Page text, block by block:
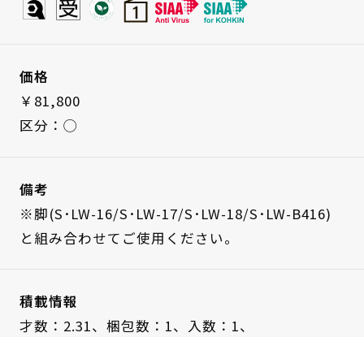
価格
￥81,800
区分：◯
備考
※脚(S･LW-16/S･LW-17/S･LW-18/S･LW-B416)
と組み合わせてご使用ください。
積載情報
才数：2.31、 梱包数：1、 入数：1、